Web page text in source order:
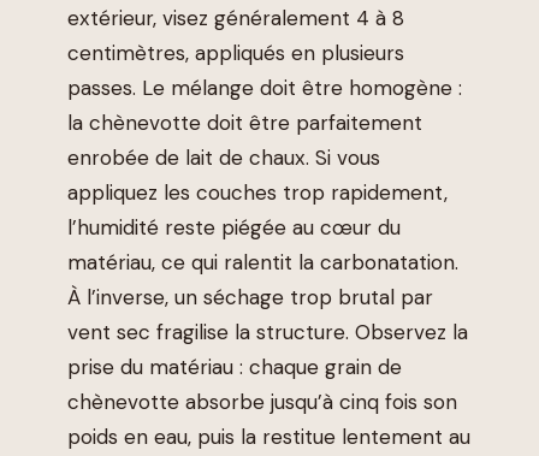
extérieur, visez généralement 4 à 8
centimètres, appliqués en plusieurs
passes. Le mélange doit être homogène :
la chènevotte doit être parfaitement
enrobée de lait de chaux. Si vous
appliquez les couches trop rapidement,
l’humidité reste piégée au cœur du
matériau, ce qui ralentit la carbonatation.
À l’inverse, un séchage trop brutal par
vent sec fragilise la structure. Observez la
prise du matériau : chaque grain de
chènevotte absorbe jusqu’à cinq fois son
poids en eau, puis la restitue lentement au